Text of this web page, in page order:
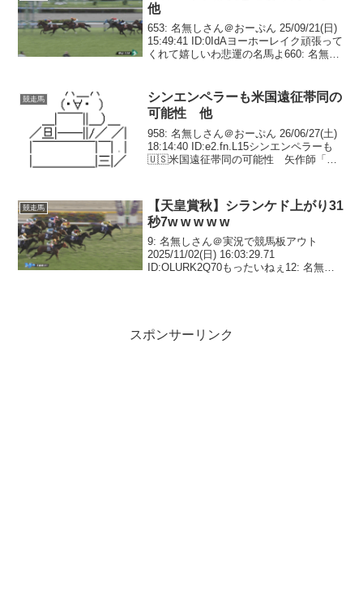
他
653: 名無しさん＠おーぷん 25/09/21(日)
15:49:41 ID:0IdAヨーホーレイク頑張って
くれて嬉しいわ悲運の名馬よ660: 名無し
競走馬
シンエンペラーも米国遠征帯同の
可能性 他
958: 名無しさん＠おーぷん 26/06/27(土)
18:14:40 ID:e2.fn.L15シンエンペラーも
🇺🇸米国遠征帯同の可能性 矢作師「そ
(@netk...
競走馬
【天皇賞秋】シランケド上がり31
秒7w w w w w
9: 名無しさん＠実況で競馬板アウト
2025/11/02(日) 16:03:29.71
ID:OLURK2Q70もったいねぇ12: 名無し
スポンサーリンク